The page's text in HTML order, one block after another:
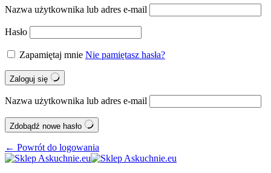
Nazwa użytkownika lub adres e-mail
Hasło
Zapamiętaj mnie Nie pamiętasz hasła?
Zaloguj się
Nazwa użytkownika lub adres e-mail
Zdobądź nowe hasło
← Powrót do logowania